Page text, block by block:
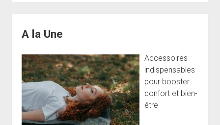
parapharmacie
en
et
bonnes
pratiques
A la Une
Accessoires
indispensables
pour booster
confort et bien-
être